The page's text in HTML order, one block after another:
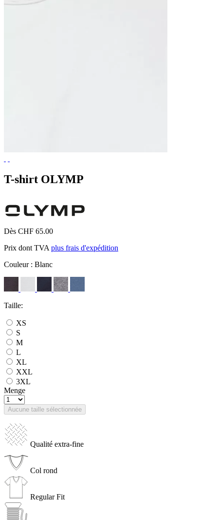
T-shirt OLYMP
Dès CHF 65.00
Prix dont TVA plus frais d'expédition
Couleur : Blanc
Taille:
XS
S
M
L
XL
XXL
3XL
Menge
Aucune taille sélectionnée
Qualité extra-fine
Col rond
Regular Fit